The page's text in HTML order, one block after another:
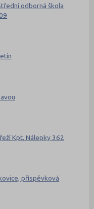
odborná škola
Kpt. Nálepky 362
příspěvková